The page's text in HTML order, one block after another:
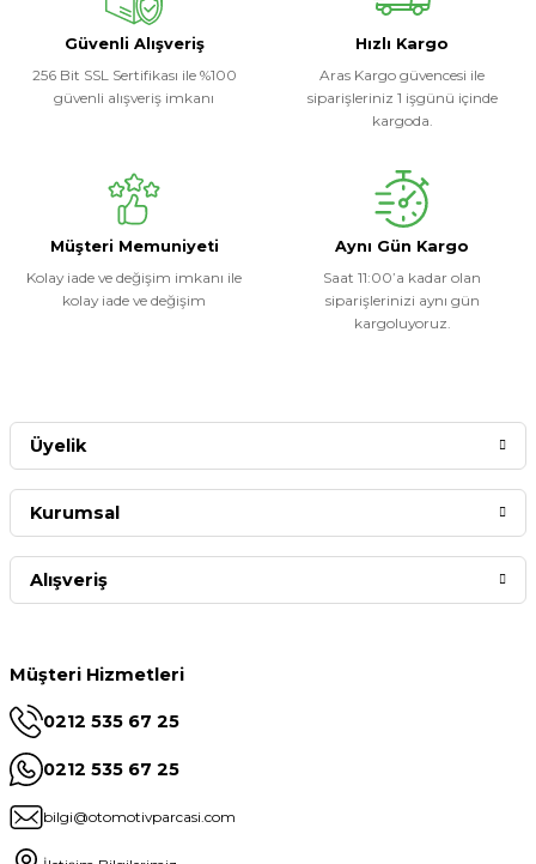
Güvenli Alışveriş
256 Bit SSL Sertifikası ile %100
güvenli alışveriş imkanı
Hızlı Kargo
Aras Kargo güvencesi ile
siparişleriniz 1 işgünü içinde
kargoda.
Müşteri Memuniyeti
Kolay iade ve değişim imkanı ile
kolay iade ve değişim
Aynı Gün Kargo
Saat 11:00’a kadar olan
siparişlerinizi aynı gün
kargoluyoruz.
Müşteri Hizmetleri
0212 535 67 25
0212 535 67 25
bilgi@otomotivparcasi.com
Üyelik
Kurumsal
Alışveriş